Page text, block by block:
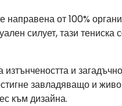
направена от 100%
силует, тази тениска
и
завладяващо и
към дизайна.